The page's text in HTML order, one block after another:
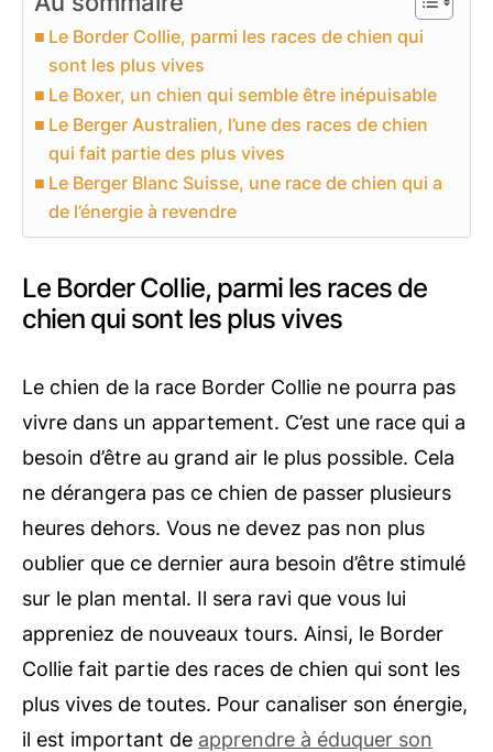
Le Border Collie, parmi les races de chien qui
sont les plus vives
Le Boxer, un chien qui semble être inépuisable
Le Berger Australien, l’une des races de chien
qui fait partie des plus vives
Le Berger Blanc Suisse, une race de chien qui a
de l’énergie à revendre
Le Border Collie, parmi les races de
chien qui sont les plus vives
Le chien de la race Border Collie ne pourra pas
vivre dans un appartement. C’est une race qui a
besoin d’être au grand air le plus possible. Cela
ne dérangera pas ce chien de passer plusieurs
heures dehors. Vous ne devez pas non plus
oublier que ce dernier aura besoin d’être stimulé
sur le plan mental. Il sera ravi que vous lui
appreniez de nouveaux tours. Ainsi, le Border
Collie fait partie des races de chien qui sont les
plus vives de toutes. Pour canaliser son énergie,
il est important de apprendre à éduquer son